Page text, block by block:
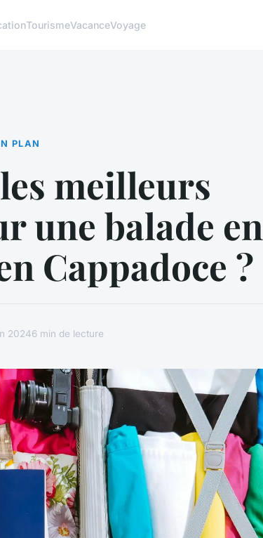
TourismeVacanceVoyage
PLAN
meilleurs
une balade en
Cappadoce ?
20246 min de lecture